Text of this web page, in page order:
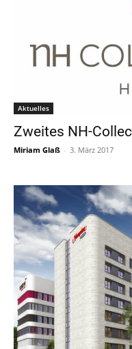
Aktuelles
Zweites NH-
Miriam Glaß - 3. März 2017